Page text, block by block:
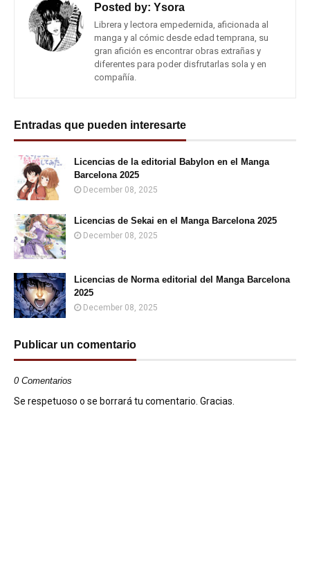
Posted by: Ysora
Librera y lectora empedernida, aficionada al
manga y al cómic desde edad temprana, su
gran afición es encontrar obras extrañas y
diferentes para poder disfrutarlas sola y en
compañía.
Entradas que pueden interesarte
Licencias de la editorial Babylon en el Manga
Barcelona 2025
December 08, 2025
Licencias de Sekai en el Manga Barcelona 2025
December 08, 2025
Licencias de Norma editorial del Manga Barcelona
2025
December 08, 2025
Publicar un comentario
0 Comentarios
Se respetuoso o se borrará tu comentario. Gracias.